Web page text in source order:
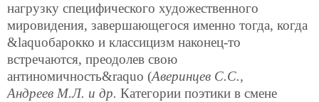
нагрузку специфического художественного
мировидения, завершающегося именно тогда, когда
&laquoбарокко и классицизм наконец-то
встречаются, преодолев свою
антиномичность&raquo (Аверинцев С.С.,
Андреев М.Л. и др. Категории поэтики в смене